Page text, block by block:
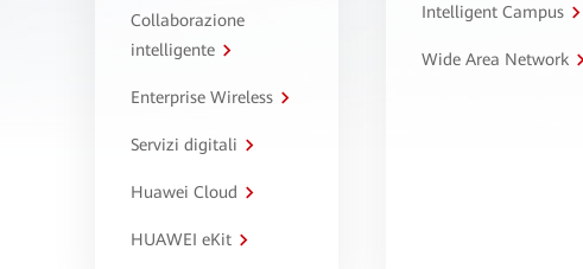
Collaborazione
intelligente
Enterprise Wireless
Servizi digitali
Huawei Cloud
HUAWEI eKit
Intelligent Campus
Wide Area Network